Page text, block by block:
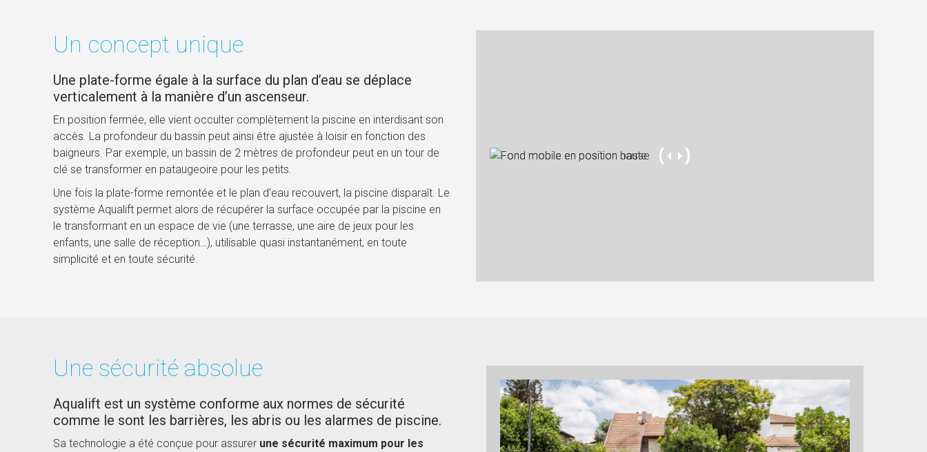
Un concept unique
Une plate-forme égale à la surface du plan d’eau se déplace
verticalement à la manière d’un ascenseur.
En position fermée, elle vient occulter complètement la piscine en interdisant son
accès. La profondeur du bassin peut ainsi être ajustée à loisir en fonction des
baigneurs. Par exemple, un bassin de 2 mètres de profondeur peut en un tour de
clé se transformer en pataugeoire pour les petits.
Une fois la plate-forme remontée et le plan d’eau recouvert, la piscine disparaît. Le
système Aqualift permet alors de récupérer la surface occupée par la piscine en
le transformant en un espace de vie (une terrasse, une aire de jeux pour les
enfants, une salle de réception…), utilisable quasi instantanément, en toute
simplicité et en toute sécurité.
Une sécurité absolue
Aqualift est un système conforme aux normes de sécurité
comme le sont les barrières, les abris ou les alarmes de piscine.
Sa technologie a été conçue pour assurer une sécurité maximum pour les